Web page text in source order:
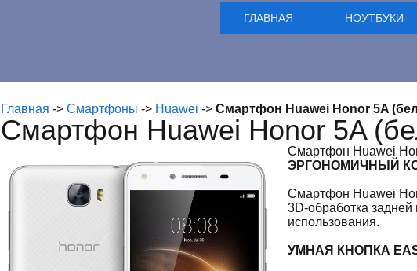
ГЛАВНАЯ НОУТБУКИ
Главная -> Смартфоны -> Huawei -> Смартфон Huawei Honor 5A
Смартфон Huawei Honor 5A
Смартфон Huawei
ЭРГОНОМИЧНЫЙ
Смартфон Huawei
3D-обработка задней
использования.
УМНАЯ КНОПКА